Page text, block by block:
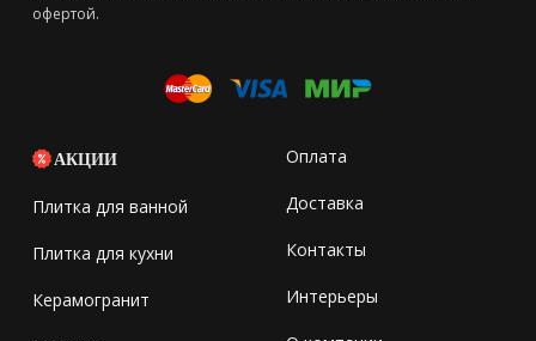
офертой.
АКЦИИ
Плитка для ванной
Плитка для кухни
Керамогранит
Оплата
Доставка
Контакты
Интерьеры